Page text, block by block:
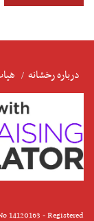
درباره رخشانه
14120163 - Registered